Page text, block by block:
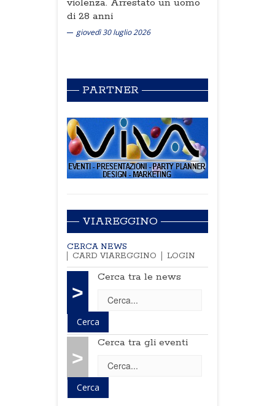
violenza. Arrestato un uomo
di 28 anni
giovedì 30 luglio 2026
PARTNER
VIAREGGINO
CERCA NEWS
CARD VIAREGGINO
LOGIN
>
Cerca tra le news
>
Cerca tra gli eventi